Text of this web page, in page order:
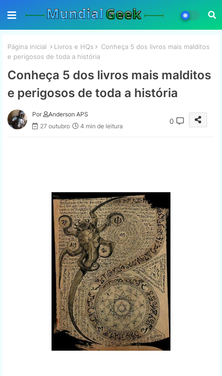
Página inicial Livros e HQs
Conheça 5 dos livros mais malditos
e perigosos de toda a história
Conheça 5 dos livros mais malditos
e perigosos de toda a história
Por
Anderson APS
27 outubro
4 min de leitura
0